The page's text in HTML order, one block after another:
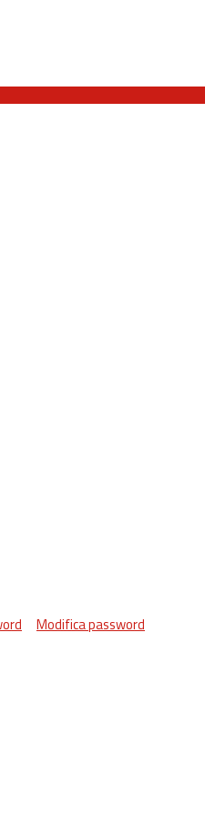
Modifica password